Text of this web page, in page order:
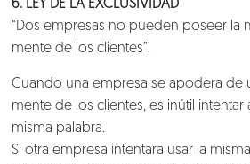
6. LEY DE LA EXCLUSIVIDAD
“Dos empresas no pueden poseer la
mente de los clientes”.
Cuando una empresa se apodera de
mente de los clientes, es inútil intentar
misma palabra.
Si otra empresa intentara usar la